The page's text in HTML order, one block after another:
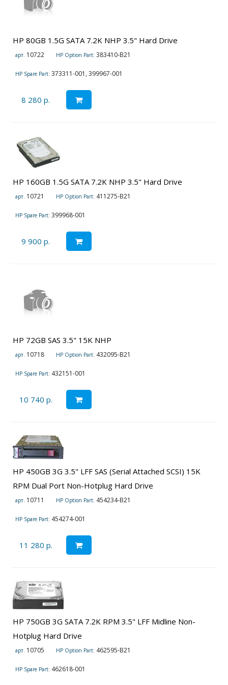
HP 80GB 1.5G SATA 7.2K NHP 3.5" Hard Drive
арт. 10722 HP Option Part: 383410-B21
HP Spare Part: 373311-001, 399967-001
8 280 р.
HP 160GB 1.5G SATA 7.2K NHP 3.5" Hard Drive
арт. 10721 HP Option Part: 411275-B21
HP Spare Part: 399968-001
9 900 р.
HP 72GB SAS 3.5" 15K NHP
арт. 10718 HP Option Part: 432095-B21
HP Spare Part: 432151-001
10 740 р.
HP 450GB 3G 3.5" LFF SAS (Serial Attached SCSI) 15K
RPM Dual Port Non-Hotplug Hard Drive
арт. 10711 HP Option Part: 454234-B21
HP Spare Part: 454274-001
11 280 р.
HP 750GB 3G SATA 7.2K RPM 3.5" LFF Midline Non-
Hotplug Hard Drive
арт. 10705 HP Option Part: 462595-B21
HP Spare Part: 462618-001